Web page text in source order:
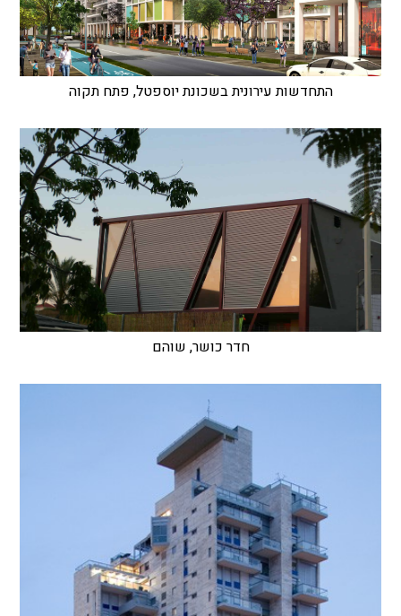
התחדשות עירונית בשכונת יוספטל, פתח תקוה
חדר כושר, שוהם